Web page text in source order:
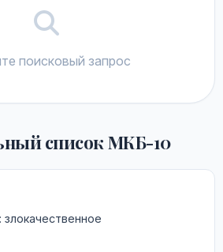
поисковый запрос
список МКБ-10